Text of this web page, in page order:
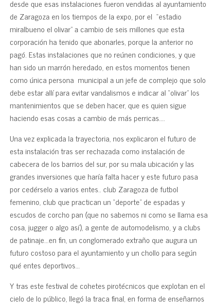
desde que esas instalaciones fueron vendidas al ayuntamiento
de Zaragoza en los tiempos de la expo, por el “estadio
miralbueno el olivar” a cambio de seis millones que esta
corporación ha tenido que abonarles, porque la anterior no
pagó. Estas instalaciones que no reúnen condiciones, y que
han sido un marrón heredado, en estos momentos tienen
como única persona municipal a un jefe de complejo que solo
debe estar allí para evitar vandalismos e indicar al “olivar” los
mantenimientos que se deben hacer, que es quien sigue
haciendo esas cosas a cambio de más perricas….
Una vez explicada la trayectoria, nos explicaron el futuro de
esta instalación tras ser rechazada como instalación de
cabecera de los barrios del sur, por su mala ubicación y las
grandes inversiones que haría falta hacer y este futuro pasa
por cedérselo a varios entes.. club Zaragoza de futbol
femenino, club que practican un “deporte” de espadas y
escudos de corcho pan (que no sabemos ni como se llama esa
cosa, jugger o algo así), a gente de automodelismo, y a clubs
de patinaje…en fin, un conglomerado extraño que augura un
futuro costoso para el ayuntamiento y un chollo para según
qué entes deportivos…
Y tras este festival de cohetes pirotécnicos que explotan en el
cielo de lo público, llegó la traca final, en forma de enseñarnos